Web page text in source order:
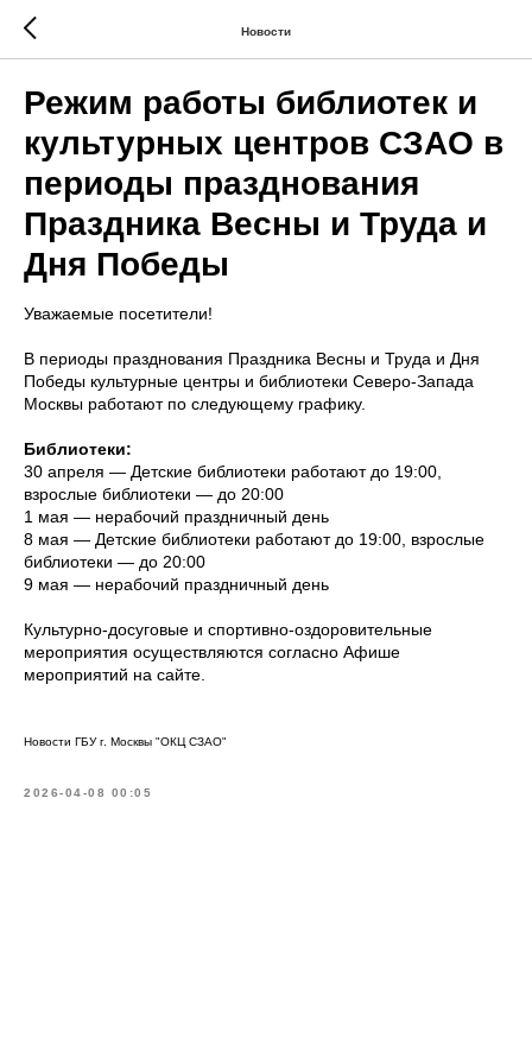
Новости
Режим работы библиотек и
культурных центров СЗАО в
периоды празднования
Праздника Весны и Труда и
Дня Победы
Уважаемые посетители!
В периоды празднования Праздника Весны и Труда и Дня
Победы культурные центры и библиотеки Северо-Запада
Москвы работают по следующему графику.
Библиотеки:
30 апреля — Детские библиотеки работают до 19:00,
взрослые библиотеки — до 20:00
1 мая — нерабочий праздничный день
8 мая — Детские библиотеки работают до 19:00, взрослые
библиотеки — до 20:00
9 мая — нерабочий праздничный день
Культурно-досуговые и спортивно-оздоровительные
мероприятия осуществляются согласно Афише
мероприятий на сайте.
Новости ГБУ г. Москвы "ОКЦ СЗАО"
2026-04-08 00:05